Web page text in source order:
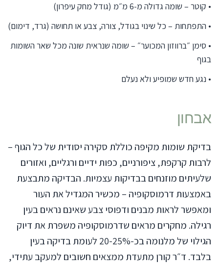
• קוטר – שומה גדולה מ-6 מ״מ (גודל מחק עיפרון)
• התפתחות – כל שינוי בגודל, צורה, צבע או תחושה (גרד, דימום)
• סימן ״ברווזון המכוער״ – שומה שנראית שונה מכל שאר השומות
בגוף
• נגע חדש שמופיע ולא נעלם
אבחון
בדיקת שומות מקיפה כוללת סקירה יסודית של כל הגוף –
לרבות קרקפת, ציפורניים, כפות ידיים ורגליים, ואזורים
שלעיתים מוזנחים בבדיקות עצמיות. הבדיקה מתבצעת
באמצעות דרמוסקופיה – מכשיר המגדיל את העור
ומאפשר לראות מבנים ודפוסי צבע שאינם נראים בעין
רגילה. מחקרים מראים שדרמוסקופיה משפרת את דיוק
הגילוי של מלנומה בכ-20-25% לעומת בדיקה בעין
בלבד. ד״ר קורן מתעדת ממצאים חשובים למעקב עתידי,